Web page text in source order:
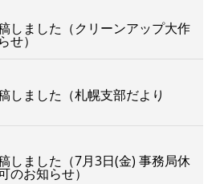
しました（クリーンアップ大作
せ）
しました（札幌支部だより
しました（7月3日(金) 事務局休
のお知らせ）